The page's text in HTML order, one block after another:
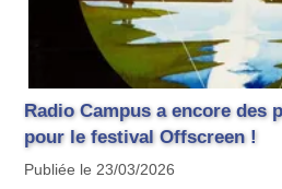
Radio Campus a encore des
pour le festival Offscreen !
Publiée le 23/03/2026